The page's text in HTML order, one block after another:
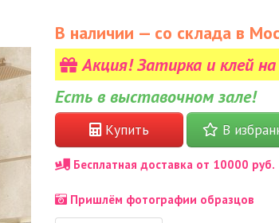
В наличии — со склада в
Акция! Затирка и клей
Есть в выставочном зале!
Купить В
Бесплатная доставка от 10000 руб.
Пришлём фотографии образцов